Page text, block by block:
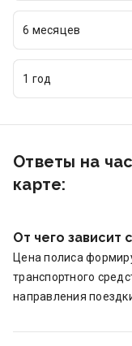
6 месяцев
1 год
Ответы на
карте:
От чего зависит
Цена полиса
транспортного
направления